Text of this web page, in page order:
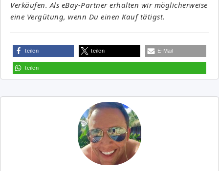
Verkäufen. Als eBay-Partner erhalten wir möglicherweise
eine Vergütung, wenn Du einen Kauf tätigst.
teilen teilen E-Mail
teilen